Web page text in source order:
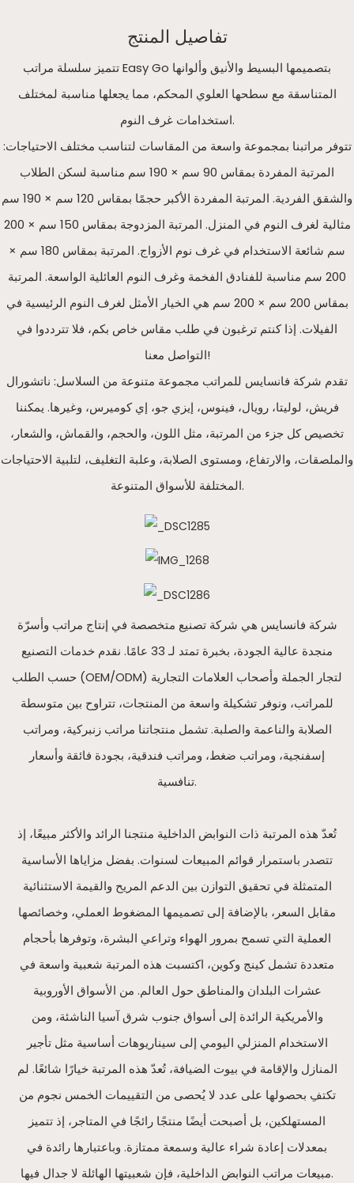
تفاصيل المنتج
تتميز سلسلة مراتب Easy Go بتصميمها البسيط والأنيق وألوانها
المتناسقة مع سطحها العلوي المحكم، مما يجعلها مناسبة لمختلف
استخدامات غرف النوم.
تتوفر مراتبنا بمجموعة واسعة من المقاسات لتناسب مختلف الاحتياجات:
المرتبة المفردة بمقاس 90 سم × 190 سم مناسبة لسكن الطلاب
والشقق الفردية. المرتبة المفردة الأكبر حجمًا بمقاس 120 سم × 190 سم
مثالية لغرف النوم في المنزل. المرتبة المزدوجة بمقاس 150 سم × 200
سم شائعة الاستخدام في غرف نوم الأزواج. المرتبة بمقاس 180 سم ×
200 سم مناسبة للفنادق الفخمة وغرف النوم العائلية الواسعة. المرتبة
بمقاس 200 سم × 200 سم هي الخيار الأمثل لغرف النوم الرئيسية في
الفيلات. إذا كنتم ترغبون في طلب مقاس خاص بكم، فلا تترددوا في
التواصل معنا!
تقدم شركة فانسايس للمراتب مجموعة متنوعة من السلاسل: ناتشورال
فريش، لوليتا، رويال، فينوس، إيزي جو، إي كوميرس، وغيرها. يمكننا
تخصيص كل جزء من المرتبة، مثل اللون، والحجم، والقماش، والشعار،
والملصقات، والارتفاع، ومستوى الصلابة، وعلبة التغليف، لتلبية الاحتياجات
المختلفة للأسواق المتنوعة.
شركة فانسايس هي شركة تصنيع متخصصة في إنتاج مراتب وأسرّة
منجدة عالية الجودة، بخبرة تمتد لـ 33 عامًا. نقدم خدمات التصنيع
حسب الطلب (OEM/ODM) لتجار الجملة وأصحاب العلامات التجارية
للمراتب، ونوفر تشكيلة واسعة من المنتجات، تتراوح بين متوسطة
الصلابة والناعمة والصلبة. تشمل منتجاتنا مراتب زنبركية، ومراتب
إسفنجية، ومراتب ضغط، ومراتب فندقية، بجودة فائقة وأسعار
تنافسية.
تُعدّ هذه المرتبة ذات النوابض الداخلية منتجنا الرائد والأكثر مبيعًا، إذ
تتصدر باستمرار قوائم المبيعات لسنوات. بفضل مزاياها الأساسية
المتمثلة في تحقيق التوازن بين الدعم المريح والقيمة الاستثنائية
مقابل السعر، بالإضافة إلى تصميمها المضغوط العملي، وخصائصها
العملية التي تسمح بمرور الهواء وتراعي البشرة، وتوفرها بأحجام
متعددة تشمل كينج وكوين، اكتسبت هذه المرتبة شعبية واسعة في
عشرات البلدان والمناطق حول العالم. من الأسواق الأوروبية
والأمريكية الرائدة إلى أسواق جنوب شرق آسيا الناشئة، ومن
الاستخدام المنزلي اليومي إلى سيناريوهات أساسية مثل تأجير
المنازل والإقامة في بيوت الضيافة، تُعدّ هذه المرتبة خيارًا شائعًا. لم
تكتفِ بحصولها على عدد لا يُحصى من التقييمات الخمس نجوم من
المستهلكين، بل أصبحت أيضًا منتجًا رائجًا في المتاجر، إذ تتميز
بمعدلات إعادة شراء عالية وسمعة ممتازة. وباعتبارها رائدة في
مبيعات مراتب النوابض الداخلية، فإن شعبيتها الهائلة لا جدال فيها.